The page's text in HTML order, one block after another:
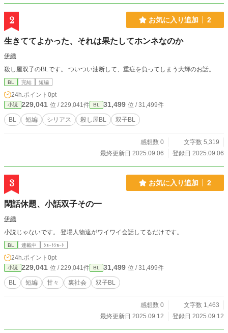
2 お気に入り追加 2
生きててよかった、それは果たしてホンネなのか
伊織
殺し屋双子のBLです。 ついつい油断して、重症を負ってしまう大輝のお話。
BL 完結 短編
24h.ポイント 0pt
小説 229,041 位 / 229,041件 BL 31,499 位 / 31,499件
BL 短編 シリアス 殺し屋BL 双子BL
感想数 0
文字数 5,319
最終更新日 2025.09.06
登録日 2025.09.06
3 お気に入り追加 2
閑話休題、小話双子その一
伊織
小説じゃないです。 登場人物達がワイワイ会話してるだけです。
BL 連載中 ｼｮｰﾄｼｮｰﾄ
24h.ポイント 0pt
小説 229,041 位 / 229,041件 BL 31,499 位 / 31,499件
BL 短編 甘々 裏社会 双子BL
感想数 0
文字数 1,463
最終更新日 2025.09.12
登録日 2025.09.12